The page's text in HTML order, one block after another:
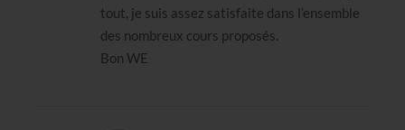
tout, je suis assez satisfaite dans l’ensemble
des nombreux cours proposés.
Bon WE